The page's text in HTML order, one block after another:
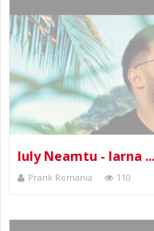
Iuly Neamtu - Iarna ...
Prank Romania 110